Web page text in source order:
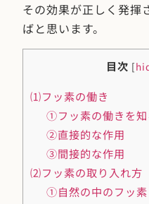
その効果が正しく発揮
ばと思います。
目次 [
⑴フッ素の働き
①フッ素の働きを知
②直接的な作用
③間接的な作用
⑵フッ素の取り入れ方
①自然の中のフッ素